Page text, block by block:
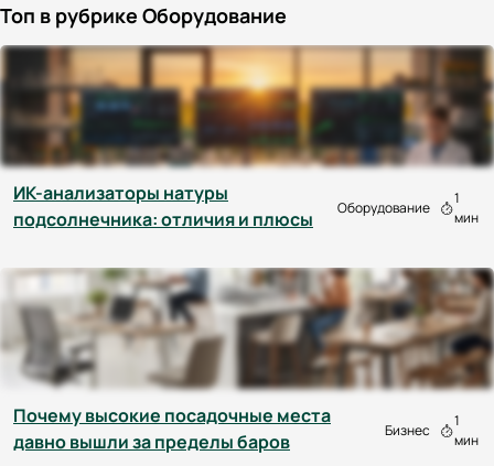
Топ в рубрике Оборудование
ИК-анализаторы натуры
подсолнечника: отличия и плюсы
Оборудование
1
мин
Почему высокие посадочные места
давно вышли за пределы баров
Бизнес
1
мин